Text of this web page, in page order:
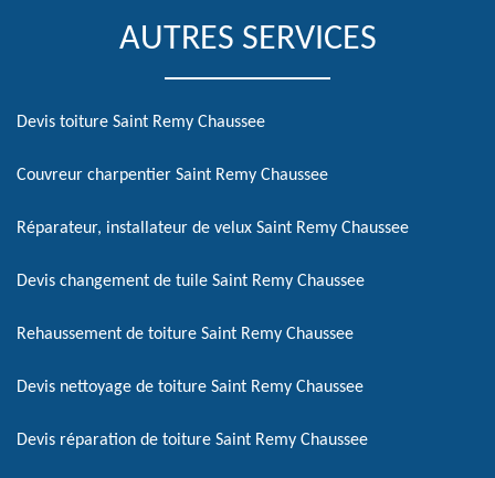
AUTRES SERVICES
Devis toiture Saint Remy Chaussee
Couvreur charpentier Saint Remy Chaussee
Réparateur, installateur de velux Saint Remy Chaussee
Devis changement de tuile Saint Remy Chaussee
Rehaussement de toiture Saint Remy Chaussee
Devis nettoyage de toiture Saint Remy Chaussee
Devis réparation de toiture Saint Remy Chaussee